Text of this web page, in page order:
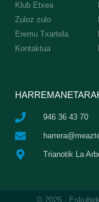
Klub Etxea
Zuloz zulo
Eremu Txartela
Kontaktua
946 36 43 70
Trianotik La
© 2025 ·